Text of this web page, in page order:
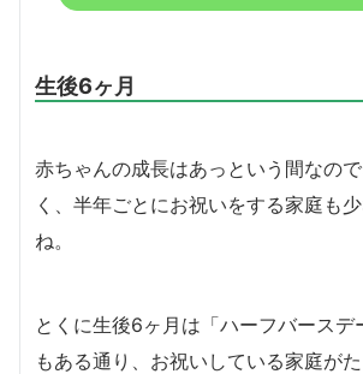
生後6ヶ月
赤ちゃんの成長はあっという間なの
く、半年ごとにお祝いをする家庭も
ね。
とくに生後6ヶ月は「ハーフバースデ
もある通り、お祝いしている家庭が